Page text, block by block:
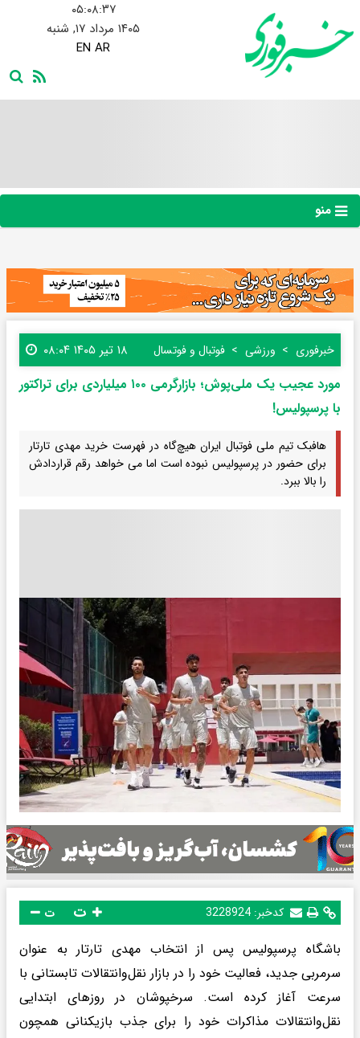
۰۵:۰۸:۳۸
۱۴۰۵ مرداد ۱۷, شنبه
EN AR
منو
خبرفوری ورزشی فوتبال و فوتسال ۱۸ تیر ۱۴۰۵ ۰۸:۰۴
مورد عجیب یک ملی‌پوش؛ بازارگرمی ۱۰۰ میلیاردی برای تراکتور
با پرسپولیس!
هافبک تیم ملی فوتبال ایران هیچ‌گاه در فهرست خرید مهدی تارتار
برای حضور در پرسپولیس نبوده است اما می خواهد رقم قراردادش
را بالا ببرد.
کدخبر: 3228924 ت
باشگاه پرسپولیس پس از انتخاب مهدی تارتار به عنوان
سرمربی جدید، فعالیت خود را در بازار نقل‌وانتقالات تابستانی با
سرعت آغاز کرده است. سرخپوشان در روزهای ابتدایی
نقل‌وانتقالات مذاکرات خود را برای جذب بازیکنانی همچون